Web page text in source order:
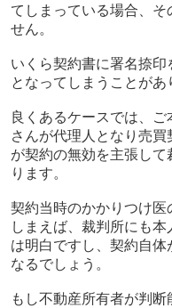
てしまっている場合、そ
せん。
いくら契約書に署名捺
となってしまうことがあ
良くあるケースでは、
さんが代理人となり売
が契約の無効を主張し
ります。
契約当時のかかりつけ医
しまえば、裁判所にも
は明白ですし、契約自
なるでしょう。
もし不動産所有者が判